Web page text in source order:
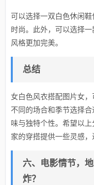
可以选择一双白色休闲
时尚。此外，可以选择
风格更加完美。
总结
女白色风衣搭配图片女
不同的场合和季节选择
味与独特个性。希望以
家的穿搭提供一些灵感，
六、电影情节，
炸？